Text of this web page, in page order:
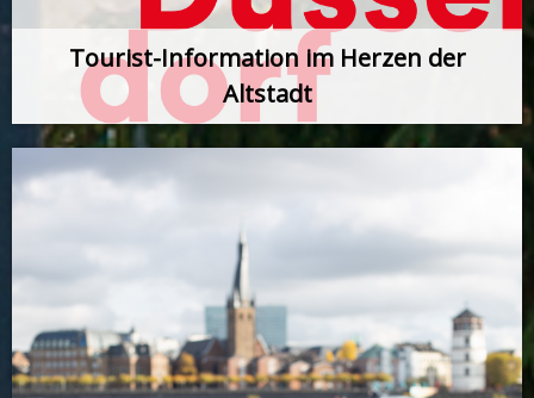
Tourist-Information im Herzen der
Altstadt